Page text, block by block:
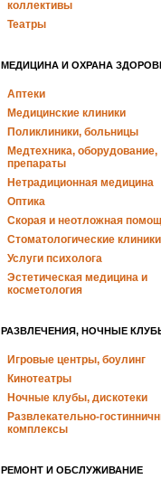
коллективы
Театры
МЕДИЦИНА И ОХРАНА
Аптеки
Медицинские клиники
Поликлиники, больницы
Медтехника, оборудование,
препараты
Нетрадиционная медицина
Оптика
Скорая и неотложная
Стоматологические клиники
Услуги психолога
Эстетическая медицина и
косметология
РАЗВЛЕЧЕНИЯ, НОЧНЫЕ
Игровые центры, боулинг
Кинотеатры
Ночные клубы, дискотеки
Развлекательно-
комплексы
РЕМОНТ И ОБСЛУЖИВАНИЕ